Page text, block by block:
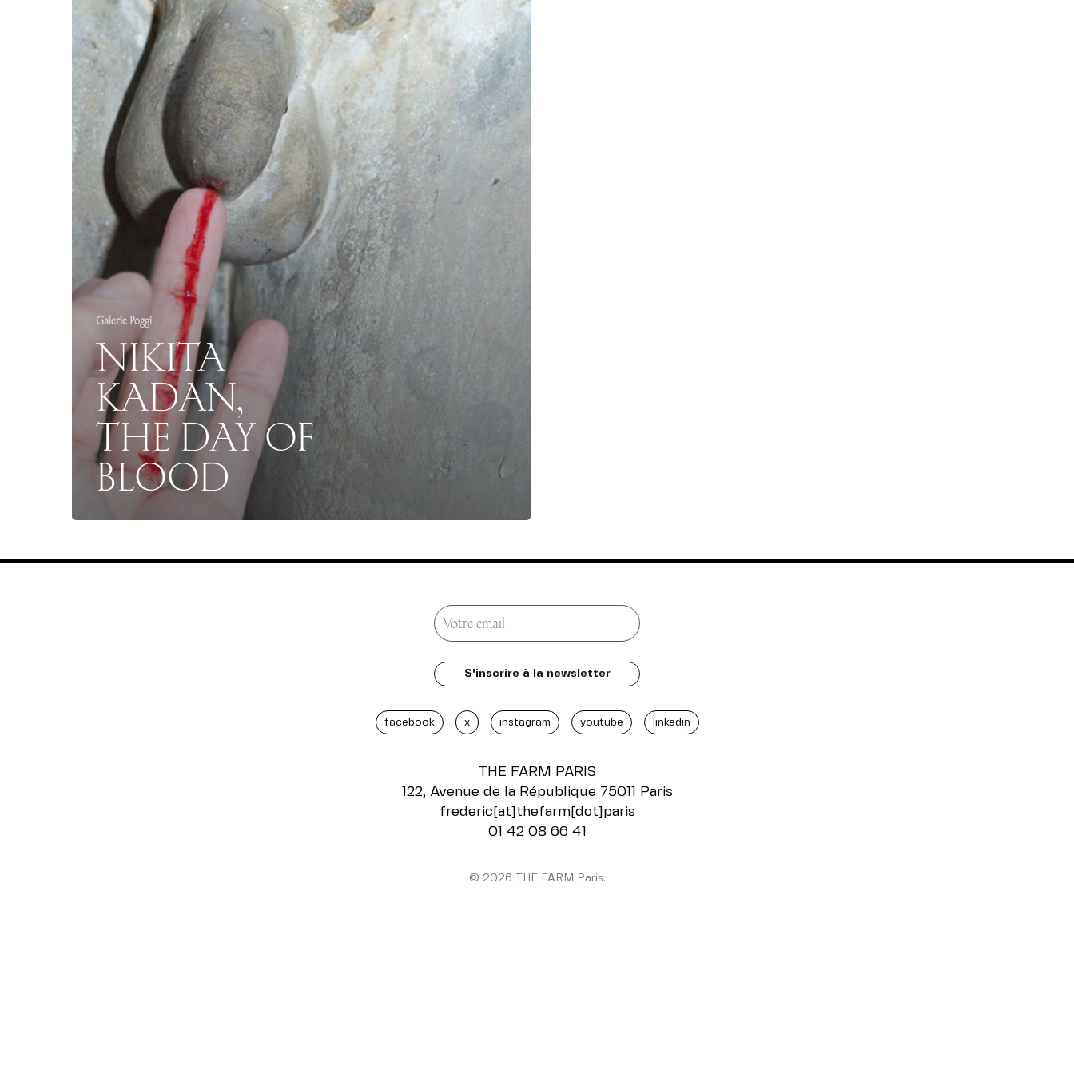
Galerie Poggi
NIKITA
KADAN,
THE DAY OF
BLOOD
facebook x instagram youtube linkedin
THE FARM
PARIS
122, Avenue de la République 75011 Paris
frederic[at]thefarm[dot]paris
01 42 08 66 41
© 2026 THE FARM Paris.